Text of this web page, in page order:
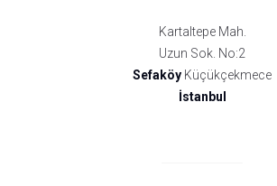
Kartaltepe Mah.
Uzun Sok. No:2
Sefaköy Küçükçekmece
İstanbul